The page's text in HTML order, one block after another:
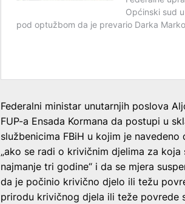
Federalni ministar unutarnjih poslova
FUP-a Ensada Kormana da postupi u
službenicima FBiH u kojim je
„ako se radi o krivičnim djelima za
najmanje tri godine“ i da se mjera
da je počinio krivično djelo ili težu
prirodu krivičnog djela ili teže povrede